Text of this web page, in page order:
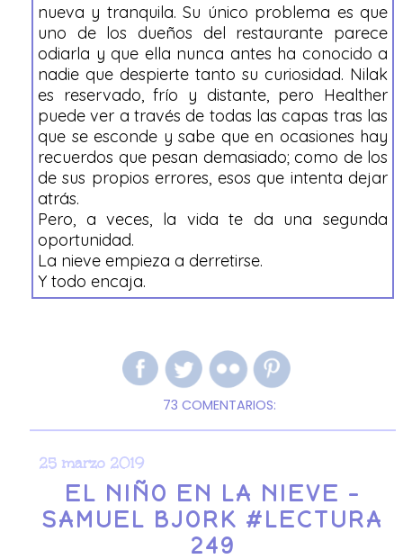
nueva y tranquila. Su único problema es que
uno de los dueños del restaurante parece
odiarla y que ella nunca antes ha conocido a
nadie que despierte tanto su curiosidad. Nilak
es reservado, frío y distante, pero Healther
puede ver a través de todas las capas tras las
que se esconde y sabe que en ocasiones hay
recuerdos que pesan demasiado; como de los
de sus propios errores, esos que intenta dejar
atrás.
Pero, a veces, la vida te da una segunda
oportunidad.
La nieve empieza a derretirse.
Y todo encaja.
73 COMENTARIOS:
25 marzo 2019
EL NIÑO EN LA NIEVE -
SAMUEL BJORK #LECTURA
249